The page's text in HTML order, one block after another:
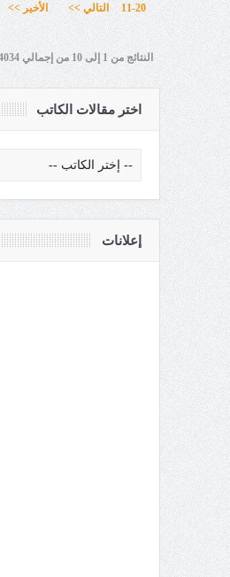
11-20
التالي >> الأخير >>
النتائج من 1 إلى 10 من إجمالي 14034
اختر مقالات الكاتب
إعلانات